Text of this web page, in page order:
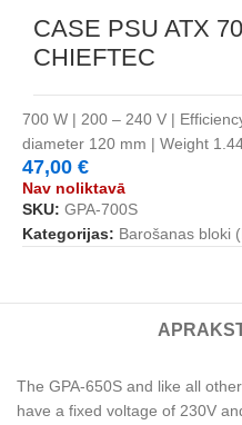
CASE PSU ATX
CHIEFTEC
700 W | 200 – 240 V |
diameter 120 mm | Weight
47,00 €
Nav noliktavā
SKU: GPA-700S
Kategorijas: Barošanas bloki
The GPA-650S and like all
have a fixed voltage of 230V